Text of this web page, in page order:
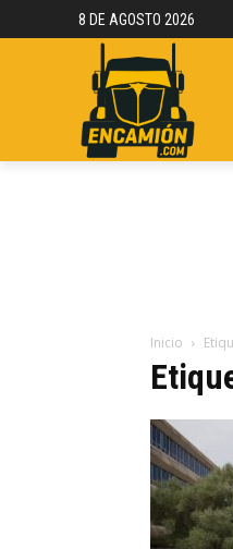
8 DE AGOSTO 2026
Inicio